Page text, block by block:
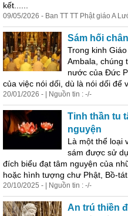
kết......
09/05/2026 - Ban TT TT Phật giáo A
Sám hối
Trong kinh
Ambala, chúng
nước của Đức
của việc nói dối, dù là nói dối để
20/01/2026 - | Nguồn tin : -/-
Tinh thần tu
nguyện
Là một thể loại
sám được sử
đích biểu đạt tâm nguyện của
hoặc hình tượng chư Phật, Bồ-
20/10/2025 - | Nguồn tin : -/-
An trú thiền